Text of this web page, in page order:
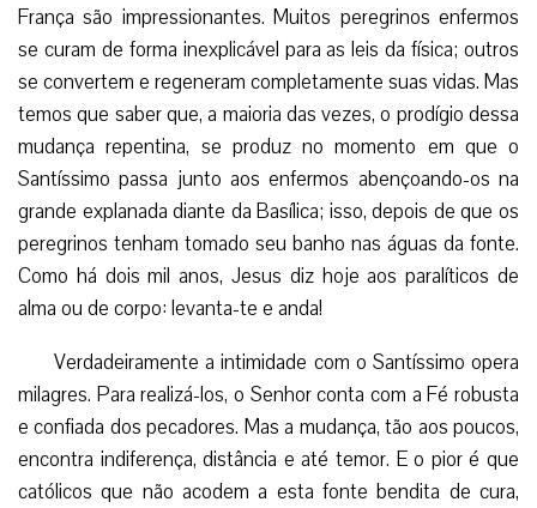
França são impressionantes. Muitos peregrinos enfermos
se curam de forma inexplicável para as leis da física; outros
se convertem e regeneram completamente suas vidas. Mas
temos que saber que, a maioria das vezes, o prodígio dessa
mudança repentina, se produz no momento em que o
Santíssimo passa junto aos enfermos abençoando-os na
grande explanada diante da Basílica; isso, depois de que os
peregrinos tenham tomado seu banho nas águas da fonte.
Como há dois mil anos, Jesus diz hoje aos paralíticos de
alma ou de corpo: levanta-te e anda!
Verdadeiramente a intimidade com o Santíssimo opera
milagres. Para realizá-los, o Senhor conta com a Fé robusta
e confiada dos pecadores. Mas a mudança, tão aos poucos,
encontra indiferença, distância e até temor. E o pior é que
católicos que não acodem a esta fonte bendita de cura,